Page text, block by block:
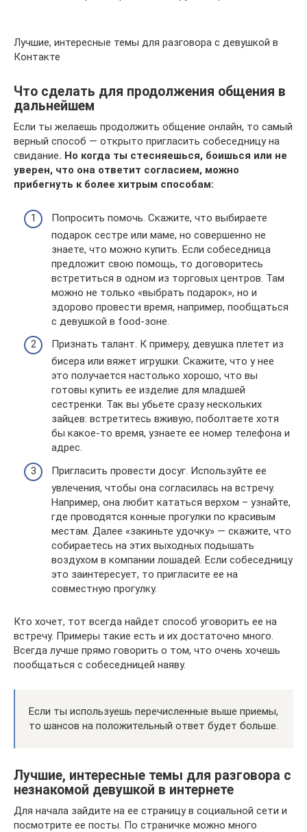
Лучшие, интересные темы для разговора с девушкой в
Контакте
Что сделать для продолжения общения в
дальнейшем
Если ты желаешь продолжить общение онлайн, то самый
верный способ — открыто пригласить собеседницу на
свидание. Но когда ты стесняешься, боишься или не
уверен, что она ответит согласием, можно
прибегнуть к более хитрым способам:
Попросить помочь. Скажите, что выбираете
подарок сестре или маме, но совершенно не
знаете, что можно купить. Если собеседница
предложит свою помощь, то договоритесь
встретиться в одном из торговых центров. Там
можно не только «выбрать подарок», но и
здорово провести время, например, пообщаться
с девушкой в food-зоне.
Признать талант. К примеру, девушка плетет из
бисера или вяжет игрушки. Скажите, что у нее
это получается настолько хорошо, что вы
готовы купить ее изделие для младшей
сестренки. Так вы убьете сразу нескольких
зайцев: встретитесь вживую, поболтаете хотя
бы какое-то время, узнаете ее номер телефона и
адрес.
Пригласить провести досуг. Используйте ее
увлечения, чтобы она согласилась на встречу.
Например, она любит кататься верхом – узнайте,
где проводятся конные прогулки по красивым
местам. Далее «закиньте удочку» — скажите, что
собираетесь на этих выходных подышать
воздухом в компании лошадей. Если собеседницу
это заинтересует, то пригласите ее на
совместную прогулку.
Кто хочет, тот всегда найдет способ уговорить ее на
встречу. Примеры такие есть и их достаточно много.
Всегда лучше прямо говорить о том, что очень хочешь
пообщаться с собеседницей наяву.
Если ты используешь перечисленные выше приемы,
то шансов на положительный ответ будет больше.
Лучшие, интересные темы для разговора с
незнакомой девушкой в интернете
Для начала зайдите на ее страницу в социальной сети и
посмотрите ее посты. По страничке можно много